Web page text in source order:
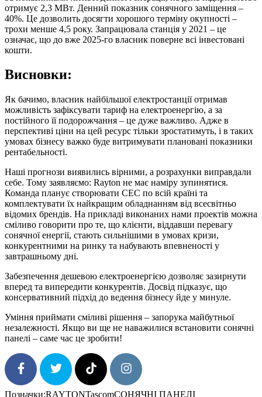
отримує 2,3 МВт. Денний показник сонячного заміщення –
40%. Це дозволить досягти хорошого терміну окупності –
трохи менше 4,5 року. Запрацювала станція у 2021 – це
означає, що до вже 2025-го власник поверне всі інвестовані
кошти.
Висновки:
Як бачимо, власник найбільшої електростанції отримав
можливість зафіксувати тариф на електроенергію, а за
постійного її подорожчання – це дуже важливо. Адже в
перспективі ціни на цей ресурс тільки зростатимуть, і в таких
умовах бізнесу важко буде витримувати плановані показники
рентабельності.
Наші прогнози виявились вірними, а розрахунки виправдали
себе. Тому заявляємо: Rayton не має наміру зупинятися.
Команда планує створювати СЕС по всій країні та
комплектувати їх найкращим обладнанням від всесвітньо
відомих брендів. На прикладі виконаних нами проектів можна
сміливо говорити про те, що клієнти, віддавши перевагу
сонячної енергії, стають сильнішими в умовах кризи,
конкурентними на ринку та набувають впевненості у
завтрашньому дні.
Забезпечення дешевою електроенергією дозволяє зазирнути
вперед та випередити конкурентів. Досвід підказує, що
консервативний підхід до ведення бізнесу йде у минуле.
Уміння приймати сміливі рішення – запорука майбутньої
незалежності. Якщо ви ще не наважилися встановити сонячні
панелі – саме час це зробити!
Позначки:RAYTONTascomСОНЯЧНІ ПАНЕЛІ